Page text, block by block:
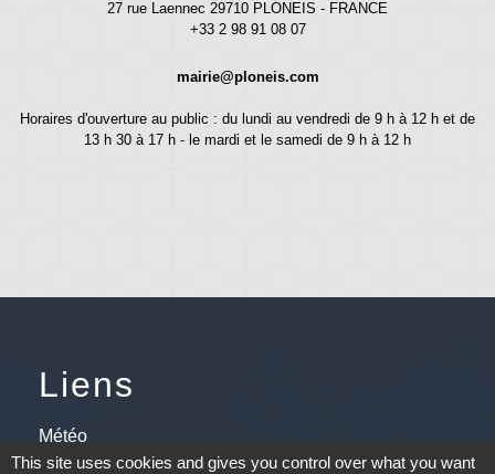
27 rue Laennec 29710 PLONEIS - FRANCE
+33 2 98 91 08 07
mairie@ploneis.com
Horaires d'ouverture au public : du lundi au vendredi de 9 h à 12 h et de
13 h 30 à 17 h - le mardi et le samedi de 9 h à 12 h
Liens
Météo
This site uses cookies and gives you control over what you want